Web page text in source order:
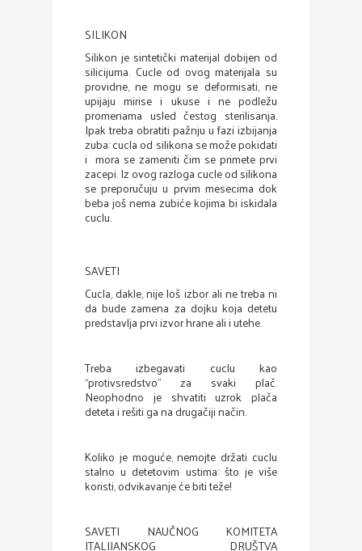
SILIKON
Silikon je sintetički materijal dobijen od
silicijuma. Cucle od ovog materijala su
providne, ne mogu se deformisati, ne
upijaju mirise i ukuse i ne podležu
promenama usled čestog sterilisanja.
Ipak treba obratiti pažnju u fazi izbijanja
zuba: cucla od silikona se može pokidati
i mora se zameniti čim se primete prvi
zacepi. Iz ovog razloga cucle od silikona
se preporučuju u prvim mesecima dok
beba još nema zubiće kojima bi iskidala
cuclu.
SAVETI
Cucla, dakle, nije loš izbor ali ne treba ni
da bude zamena za dojku koja detetu
predstavlja prvi izvor hrane ali i utehe.
Treba izbegavati cuclu kao
“protivsredstvo” za svaki plač.
Neophodno je shvatiti uzrok plača
deteta i rešiti ga na drugačiji način.
Koliko je moguće, nemojte držati cuclu
stalno u detetovim ustima: što je više
koristi, odvikavanje će biti teže!
SAVETI NAUČNOG KOMITETA
ITALIJANSKOG DRUŠTVA